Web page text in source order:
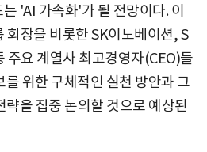
'AI 가속화'가 될 전망이다. 이
회장을 비롯한 SK이노베이션, S
주요 계열사 최고경영자(CEO)들
위한 구체적인 실천 방안과 그
략을 집중 논의할 것으로 예상된